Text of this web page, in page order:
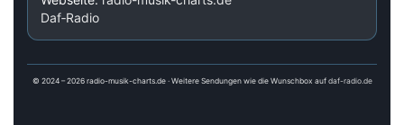
Daf‑Radio
© 2024 – 2026 radio-musik-charts.de · Weitere Sendungen wie die Wunschbox auf daf-radio.de